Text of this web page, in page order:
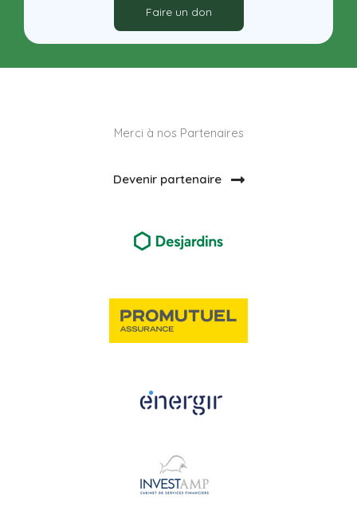
Faire un don
Merci à nos Partenaires
Devenir partenaire